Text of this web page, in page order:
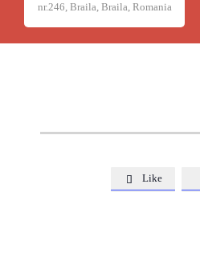
nr.246, Braila, Braila, Romania
 Like